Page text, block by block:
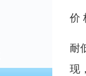
价
耐
现